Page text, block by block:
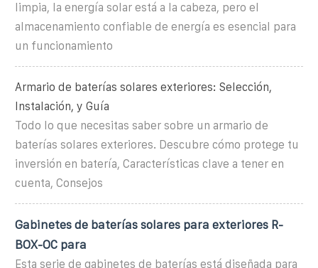
limpia, la energía solar está a la cabeza, pero el
almacenamiento confiable de energía es esencial para
un funcionamiento
Armario de baterías solares exteriores: Selección,
Instalación, y Guía
Todo lo que necesitas saber sobre un armario de
baterías solares exteriores. Descubre cómo protege tu
inversión en batería, Características clave a tener en
cuenta, Consejos
Gabinetes de baterías solares para exteriores R-
BOX-OC para
Esta serie de gabinetes de baterías está diseñada para